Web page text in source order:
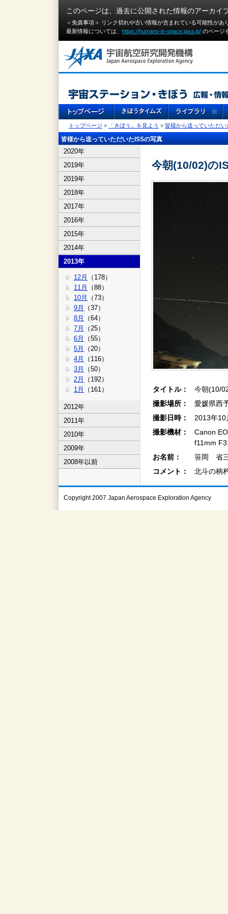
このページは、過去に公開された情報のアーカイ
＜免責事項＞ リンク切れや古い情報が含まれている可能性が
最新情報については、 https://humans-in-space.jaxa.jp/ のページ
トップページ > 「きぼう」を見よう > 皆様から送っていただい
皆様から送っていただいたISSの写真
2020年
2019年
2019年
2018年
2017年
2016年
2015年
2014年
2013年
12月
（178）
11月
（88）
10月
（73）
9月
（37）
8月
（64）
7月
（25）
6月
（55）
5月
（20）
4月
（116）
3月
（50）
2月
（192）
1月
（161）
2012年
2011年
2010年
2009年
2008年以前
今朝(10/02)の
タイトル：
今朝(10/
撮影場所：
愛媛県西
撮影日時：
2013年
撮影機材：
Canon
f11mm
お名前：
笹岡 省
コメント：
北斗の柄
Copyright 2007 Japan Aerospace Exploration Agency